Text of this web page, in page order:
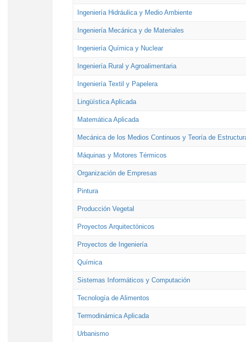
Ingeniería Hidráulica y Medio Ambiente
Ingeniería Mecánica y de Materiales
Ingeniería Química y Nuclear
Ingeniería Rural y Agroalimentaria
Ingeniería Textil y Papelera
Lingüística Aplicada
Matemática Aplicada
Mecánica de los Medios Continuos y Teoría de
Máquinas y Motores Térmicos
Organización de Empresas
Pintura
Producción Vegetal
Proyectos Arquitectónicos
Proyectos de Ingeniería
Química
Sistemas Informáticos y Computación
Tecnología de Alimentos
Termodinámica Aplicada
Urbanismo